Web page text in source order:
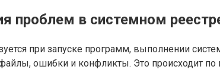
проблем в системном
при запуске программ, выполнении
ошибки и конфликты. Это происходит по